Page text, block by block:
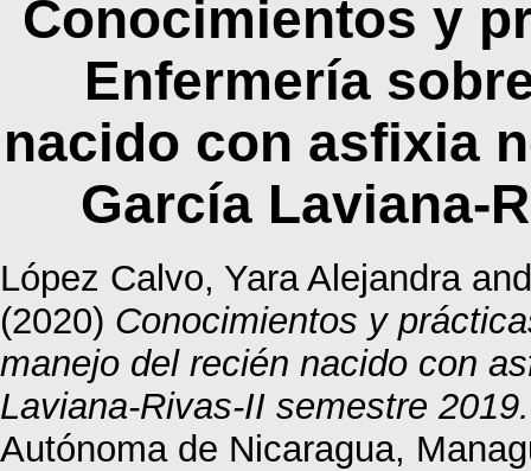
Conocimientos y
Enfermería
nacido con asfixia
García Laviana-
López Calvo, Yara Alejandra
(2020) Conocimientos y
manejo del recién nacido con
Laviana-Rivas-II semestre 2019.
Autónoma de Nicaragua,